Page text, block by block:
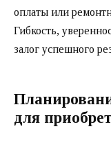
оплаты или
Гибкость,
залог успешного
для